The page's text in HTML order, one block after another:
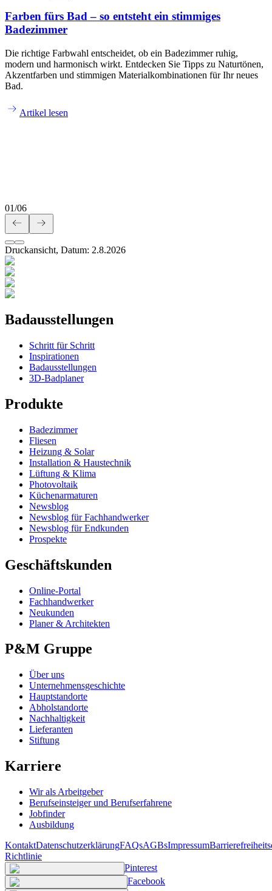
Farben fürs Bad – so entsteht ein stimmiges
Badezimmer
Die richtige Farbwahl entscheidet, ob ein Badezimmer ruhig,
modern und harmonisch wirkt. Entdecken Sie Tipps zu Naturtönen,
Akzentfarben und stimmigen Materialkombinationen für Ihr neues
Bad.
Artikel lesen
01/06
Druckansicht, Datum: 2.8.2026
Badausstellungen
Schritt für Schritt
Inspirationen
Badausstellungen
3D-Badplaner
Produkte
Badezimmer
Fliesen
Heizung & Solar
Installation & Haustechnik
Lüftung & Klima
Photovoltaik
Küchenarmaturen
Newsblog
Newsblog für Fachhandwerker
Newsblog für Endkunden
Prospekte
Geschäftskunden
Online-Portal
Fachhandwerker
Neukunden
Planer & Architekten
P&M Gruppe
Über uns
Unternehmensgeschichte
Hauptstandorte
Abholstandorte
Nachhaltigkeit
Lieferanten
Stiftung
Karriere
Wir als Arbeitgeber
Berufseinsteiger und Berufserfahrene
Jobfinder
Ausbildung
KontaktDatenschutzerklärungFAQsAGBsImpressum
Richtlinie
Pinterest
Facebook